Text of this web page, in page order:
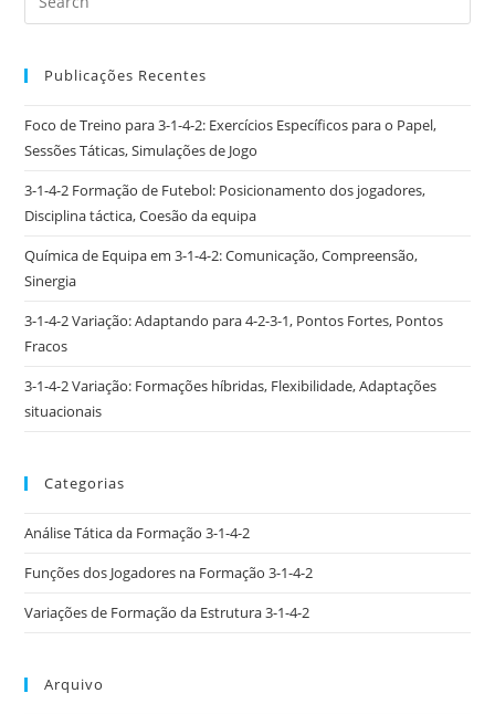
Publicações Recentes
Foco de Treino para 3-1-4-2: Exercícios Específicos para o Papel,
Sessões Táticas, Simulações de Jogo
3-1-4-2 Formação de Futebol: Posicionamento dos jogadores,
Disciplina táctica, Coesão da equipa
Química de Equipa em 3-1-4-2: Comunicação, Compreensão,
Sinergia
3-1-4-2 Variação: Adaptando para 4-2-3-1, Pontos Fortes, Pontos
Fracos
3-1-4-2 Variação: Formações híbridas, Flexibilidade, Adaptações
situacionais
Categorias
Análise Tática da Formação 3-1-4-2
Funções dos Jogadores na Formação 3-1-4-2
Variações de Formação da Estrutura 3-1-4-2
Arquivo